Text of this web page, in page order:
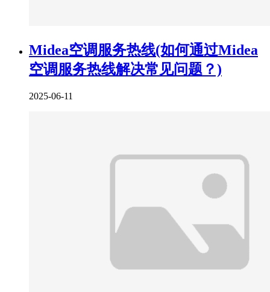
Midea空调服务热线(如何通过Midea
空调服务热线解决常见问题？)
2025-06-11